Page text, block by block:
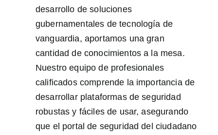
desarrollo de soluciones
gubernamentales de tecnología de
vanguardia, aportamos una gran
cantidad de conocimientos a la mesa.
Nuestro equipo de profesionales
calificados comprende la importancia de
desarrollar plataformas de seguridad
robustas y fáciles de usar, asegurando
que el portal de seguridad del ciudadano